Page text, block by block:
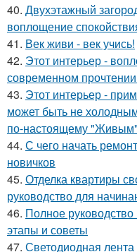
40. Двухэтажный
воплощение
41. Век живи - век учись!
42. Этот интерьер -
современном
43. Этот интерьер -
может быть не
по-настоящему
44. С чего начать
новичков
45. Отделка квартиры
руководство для
46. Полное
этапы и советы
47. Светодиодная лента